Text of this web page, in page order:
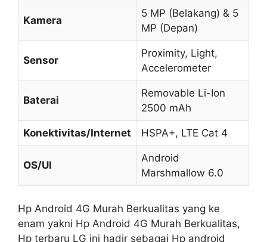
Kamera
5 MP (Belakang) & 5
MP (Depan)
Sensor
Proximity, Light,
Accelerometer
Baterai
Removable Li-Ion
2500 mAh
Konektivitas/Internet HSPA+, LTE Cat 4
OS/UI
Android
Marshmallow 6.0
Hp Android 4G Murah Berkualitas yang ke
enam yakni Hp Android 4G Murah Berkualitas,
Hp terbaru LG ini hadir sebagai Hp android